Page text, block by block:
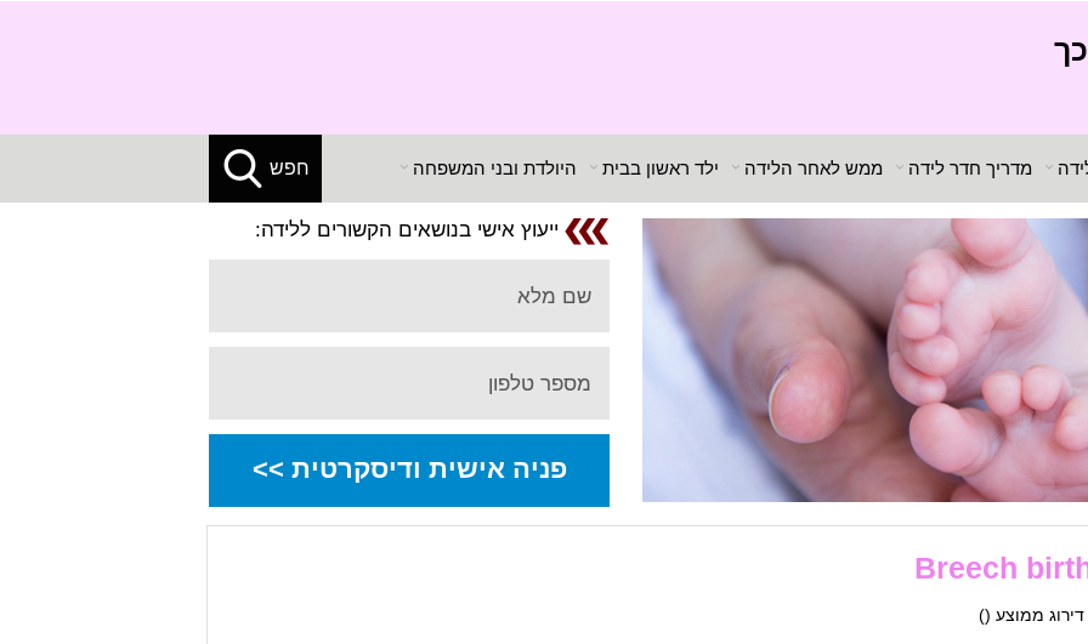
מדריך חדר לידה ממש לאחר הלידה ילד ראשון בבית היולדת ובני המשפחה חפש
X
ייעוץ אישי בנושאים הקשורים ללידה:
שם מלא
מספר טלפון
פניה אישית ודיסקרטית >>
דירוג ממוצע ()